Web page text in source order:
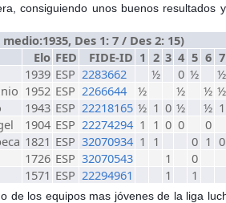
consiguiendo unos buenos resultados
medio:1935, Des 1: 7 / Des 2: 15)
Elo FED FIDE-ID 1 2 3 4 5 6 7
1939 ESP 2283662 ½ 0 ½ ½
1952 ESP 2266644 ½ ½ ½ ½
1943 ESP 22218165 ½ 1 0 ½ ½ 1
1904 ESP 22274294 1 1 0 0 0
1821 ESP 32070934 1 1 0 1 0
1726 ESP 32070543 1 0
1571 ESP 22294961 1 1
de los equipos mas jóvenes de la liga